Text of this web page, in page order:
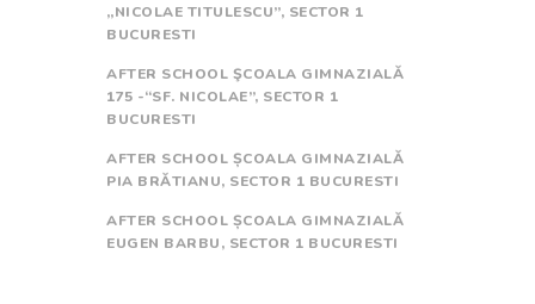
„NICOLAE TITULESCU”, SECTOR 1
BUCURESTI
AFTER SCHOOL ŞCOALA GIMNAZIALĂ
175 -“SF. NICOLAE”, SECTOR 1
BUCURESTI
AFTER SCHOOL ȘCOALA GIMNAZIALĂ
PIA BRĂTIANU, SECTOR 1 BUCURESTI
AFTER SCHOOL ȘCOALA GIMNAZIALĂ
EUGEN BARBU, SECTOR 1 BUCURESTI